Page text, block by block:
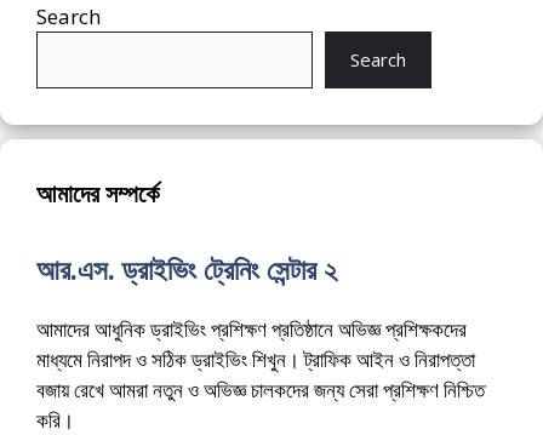
Search
Search
আমাদের সম্পর্কে
আর.এস. ড্রাইভিং ট্রেনিং সেন্টার ২
আমাদের আধুনিক ড্রাইভিং প্রশিক্ষণ প্রতিষ্ঠানে অভিজ্ঞ প্রশিক্ষকদের
মাধ্যমে নিরাপদ ও সঠিক ড্রাইভিং শিখুন। ট্রাফিক আইন ও নিরাপত্তা
বজায় রেখে আমরা নতুন ও অভিজ্ঞ চালকদের জন্য সেরা প্রশিক্ষণ নিশ্চিত
করি।